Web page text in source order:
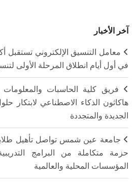
آخر الأخبار
في أول أيام انطلاق المرحلة الأولى
فريق كلية الحاسبات
هاكاثون الذكاء الاصطناعي لابتكار
الجديدة والمتجددة
جامعة عين شمس تواصل تأهيل
حزمة متكاملة من البرامج
المؤسسات المحلية والعالمية